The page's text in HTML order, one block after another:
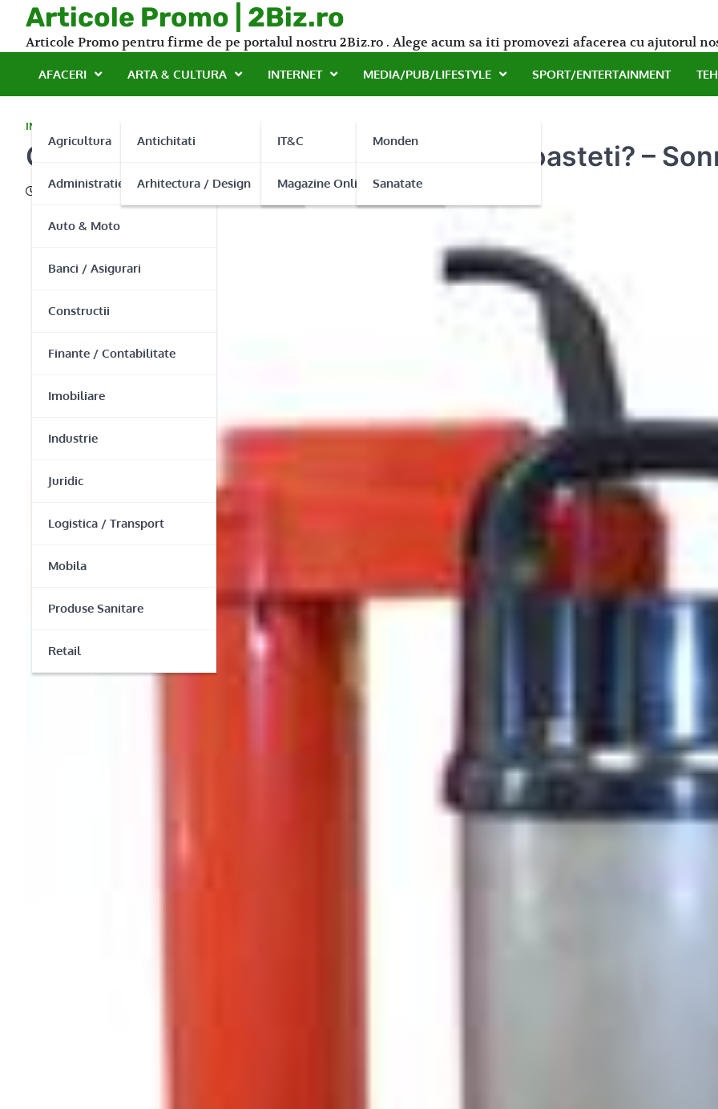
content
Articole Promo | 2Biz.ro
Articole Promo pentru firme de pe portalul nostru 2Biz.ro . Alege acum sa iti promovezi afacerea cu ajutorul
AFACERI
Agricultura
Administratie Publica
Auto & Moto
Banci / Asigurari
Constructii
Finante / Contabilitate
Imobiliare
Industrie
Juridic
Logistica / Transport
Mobila
Produse Sanitare
Retail
ARTA & CULTURA
Antichitati
Arhitectura / Design
INTERNET
IT&C
Magazine Online
MEDIA/PUB/LIFESTYLE
Monden
Sanatate
SPORT/ENTERTAINMENT
INSTALATII
Cate tipuri de pompe submersibile cunoasteti? –
02/12/2013